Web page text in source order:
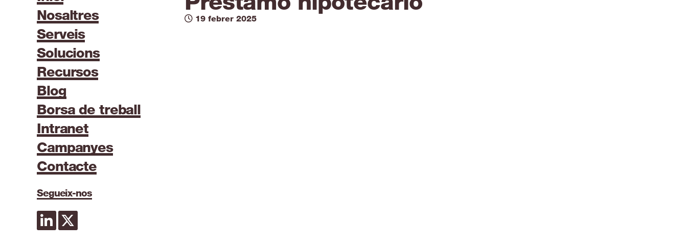
Nosaltres
Serveis
Solucions
Recursos
Blog
Borsa de treball
Intranet
Campanyes
Contacte
Segueix-nos
19 febrer 2025